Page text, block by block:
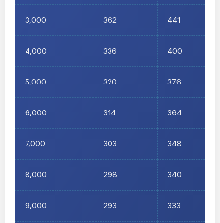
3,000 362 441
4,000 336 400
5,000 320 376
6,000 314 364
7,000 303 348
8,000 298 340
9,000 293 333